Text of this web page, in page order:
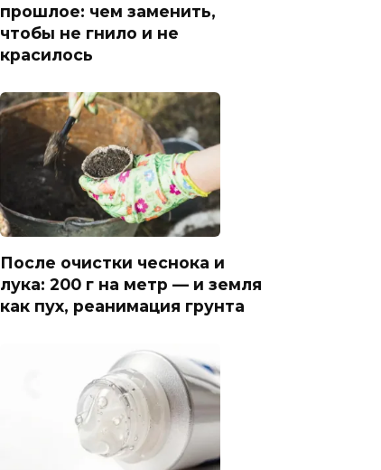
прошлое: чем заменить,
чтобы не гнило и не
красилось
После очистки чеснока и
лука: 200 г на метр — и земля
как пух, реанимация грунта